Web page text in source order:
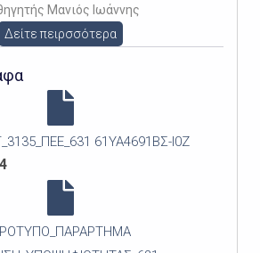
Μανιός Ιωάννης
Δείτε πειρσσότερα
61ΥΑ4691ΒΣ-Ι0Ζ